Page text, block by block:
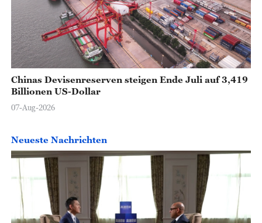
Chinas Devisenreserven steigen Ende Juli auf 3,419
Billionen US-Dollar
07-Aug-2026
Neueste Nachrichten